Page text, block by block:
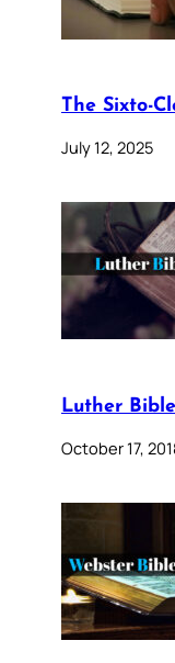
The Sixto-
July 12, 2025
Luther Bible
October 17,